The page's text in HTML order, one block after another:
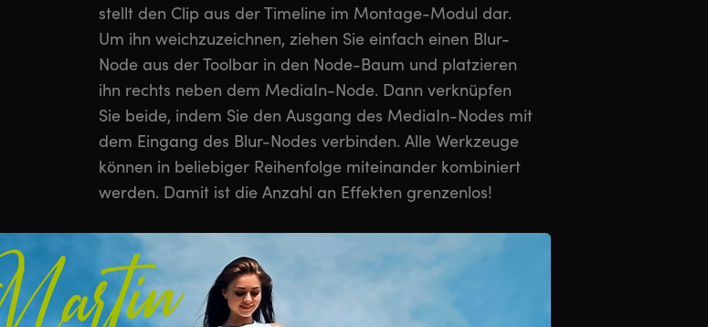
stellt den Clip aus der Timeline im Montage-Modul dar.
Um ihn weichzuzeichnen, ziehen Sie einfach einen Blur-
Node aus der Toolbar in den Node-Baum und platzieren
ihn rechts neben dem MediaIn-Node. Dann verknüpfen
Sie beide, indem Sie den Ausgang des MediaIn-Nodes mit
dem Eingang des Blur-Nodes verbinden. Alle Werkzeuge
können in beliebiger Reihenfolge miteinander kombiniert
werden. Damit ist die Anzahl an Effekten grenzenlos!